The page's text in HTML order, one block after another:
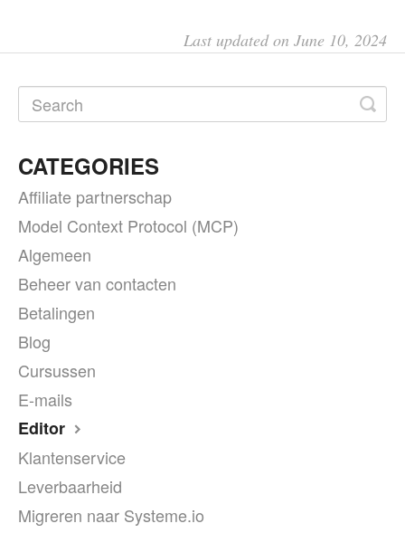
Last updated on June 10, 2024
CATEGORIES
Affiliate partnerschap
Model Context Protocol (MCP)
Algemeen
Beheer van contacten
Betalingen
Blog
Cursussen
E-mails
Editor
Klantenservice
Leverbaarheid
Migreren naar Systeme.io